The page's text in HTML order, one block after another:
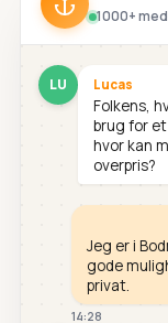
1000+
LU Lucas
Folkens,
brug for
hvor kan
overpris?
Jeg er i
gode
privat.
14:28